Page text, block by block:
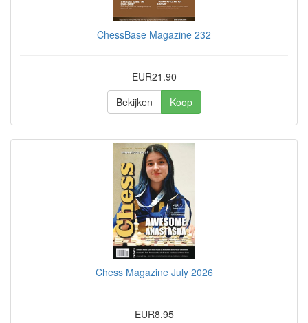
ChessBase Magazine 232
EUR21.90
Bekijken
Koop
Chess Magazine July 2026
EUR8.95